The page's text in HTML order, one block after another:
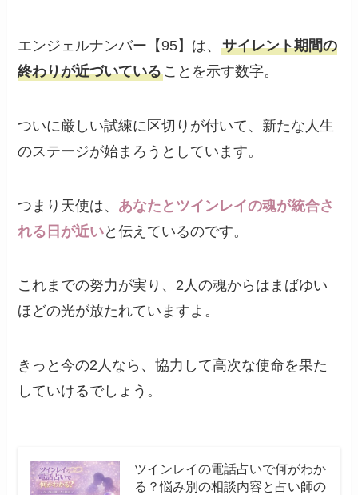
エンジェルナンバー【95】は、サイレント期間の
終わりが近づいていることを示す数字。
ついに厳しい試練に区切りが付いて、新たな人生
のステージが始まろうとしています。
つまり天使は、 あなたとツインレイの魂が統合さ
れる日が近いと伝えているのです。
これまでの努力が実り、2人の魂からはまばゆい
ほどの光が放たれていますよ。
きっと今の2人なら、協力して高次な使命を果た
していけるでしょう。
ツインレイの電話占いで何がわか
る？悩み別の相談内容と占い師の